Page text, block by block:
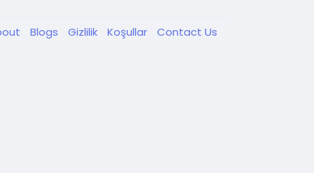
Blogs Gizlilik Koşullar Contact Us